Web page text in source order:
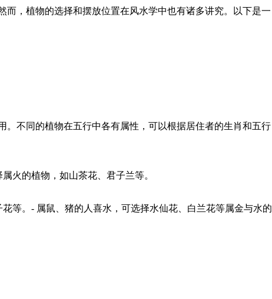
，植物的选择和摆放位置在风水学中也有诸多讲究。以下是一
不同的植物在五行中各有属性，可以根据居住者的生肖和五行
火的植物，如山茶花、君子兰等。
等。- 属鼠、猪的人喜水，可选择水仙花、白兰花等属金与水的